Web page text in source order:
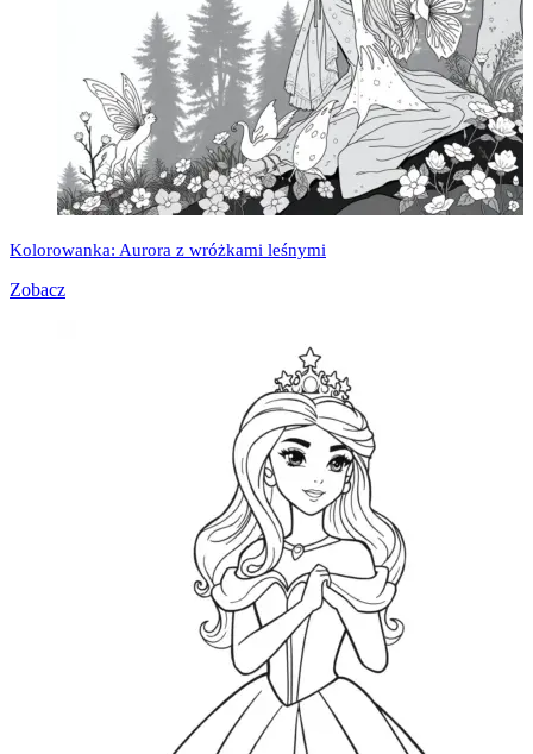
Kolorowanka: Aurora z wróżkami leśnymi
Zobacz